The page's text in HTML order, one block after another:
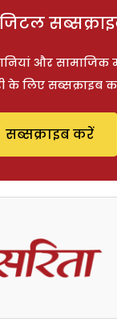
और सामाजिक
के लिए सब्सक्राइब
सब्सक्राइब करें